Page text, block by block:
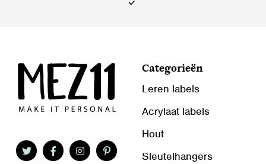
Categorieën
Leren labels
Acrylaat labels
Hout
Sleutelhangers